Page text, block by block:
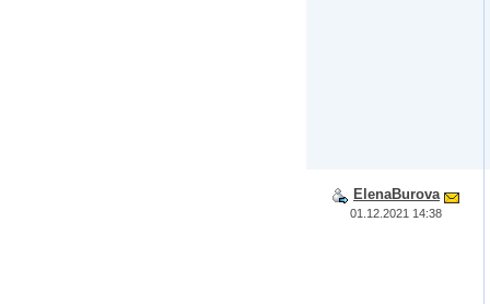
ElenaBurova
01.12.2021 14:38